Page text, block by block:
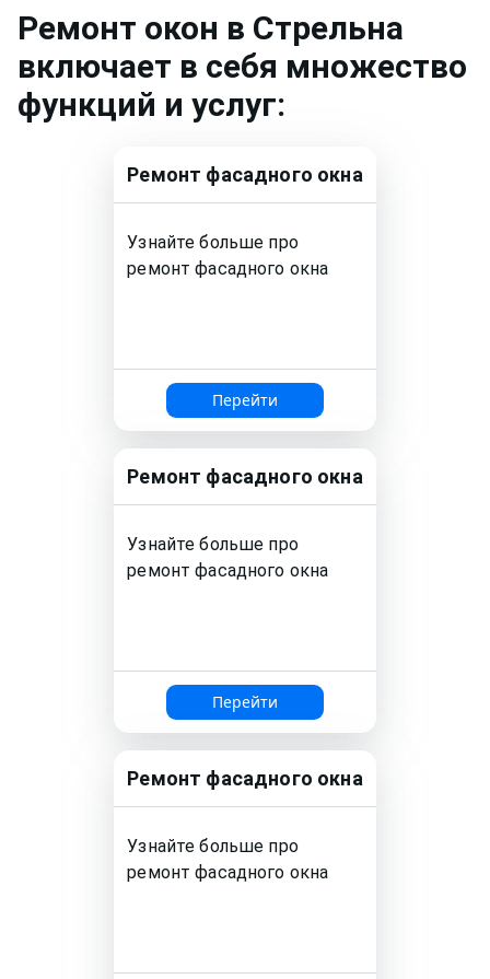
Ремонт окон в Стрельна
включает в себя множество
функций и услуг:
Ремонт фасадного окна
Узнайте больше про
ремонтфасадного окна
Перейти
Ремонт фасадного окна
Узнайте больше про
ремонтфасадного окна
Перейти
Ремонт фасадного окна
Узнайте больше про
ремонтфасадного окна